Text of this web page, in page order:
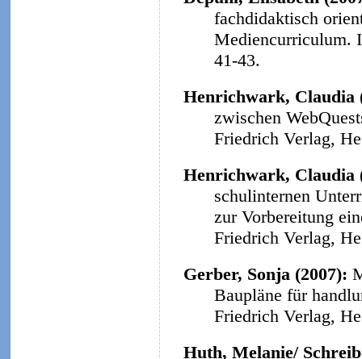
fachdidaktisch
Mediencurriculum.
41-43.
Henrichwark, Claudia
zwischen
Friedrich Verlag,
Henrichwark, Claudia
schulinternen
zur Vorbereitung
Friedrich Verlag,
Gerber, Sonja (2007):
Baupläne für
Friedrich Verlag,
Huth, Melanie/